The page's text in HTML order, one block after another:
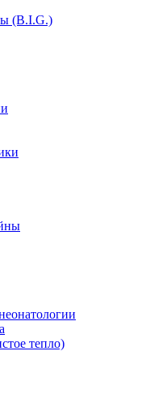
(B.I.G.)
тепло)